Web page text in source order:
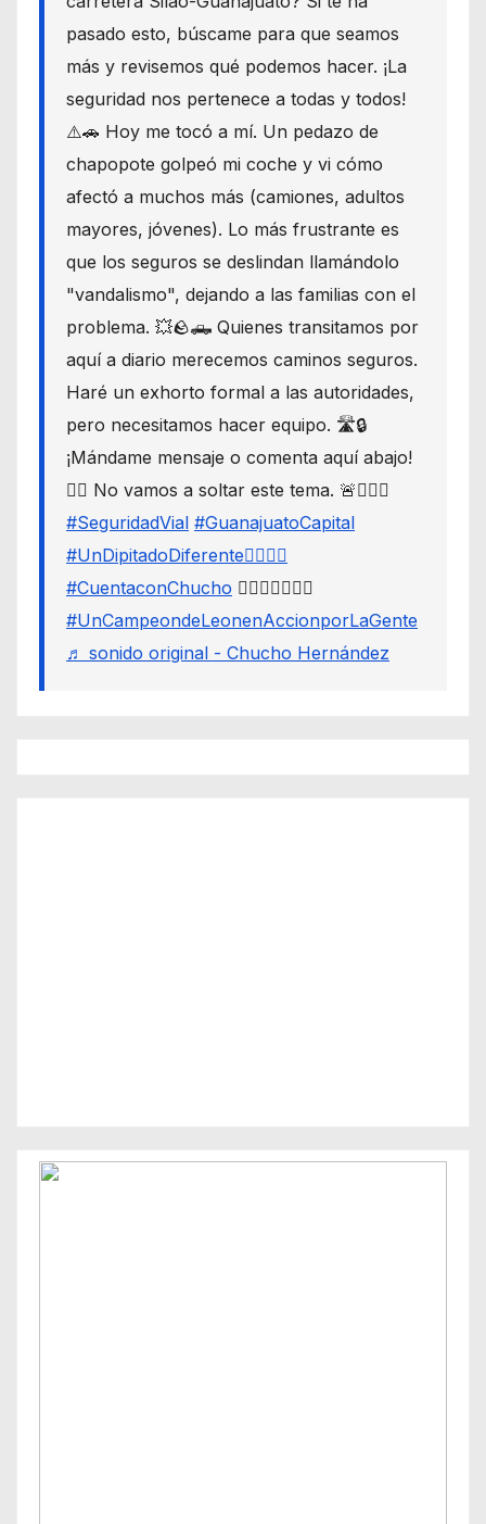
pasado esto, búscame para que seamos
más y revisemos qué podemos hacer. ¡La
seguridad nos pertenece a todas y todos!
⚠️🚗 Hoy me tocó a mí. Un pedazo de
chapopote golpeó mi coche y vi cómo
afectó a muchos más (camiones, adultos
mayores, jóvenes). Lo más frustrante es
que los seguros se deslindan llamándolo
"vandalismo", dejando a las familias con el
problema. 💥🪨🛻 Quienes transitamos por
aquí a diario merecemos caminos seguros.
Haré un exhorto formal a las autoridades,
pero necesitamos hacer equipo. 🛣️🔒
¡Mándame mensaje o comenta aquí abajo!
👇🏼 No vamos a soltar este tema. 🚨🙋🏾‍♂️
#SeguridadVial #GuanajuatoCapital
#UnDipitadoDiferente🙋🏽‍♂️⚖️
#CuentaconChucho 🙋🏾‍♂️✌🏾☝🏾
#UnCampeondeLeonenAccionporLaGente
♬ sonido original - Chucho Hernández